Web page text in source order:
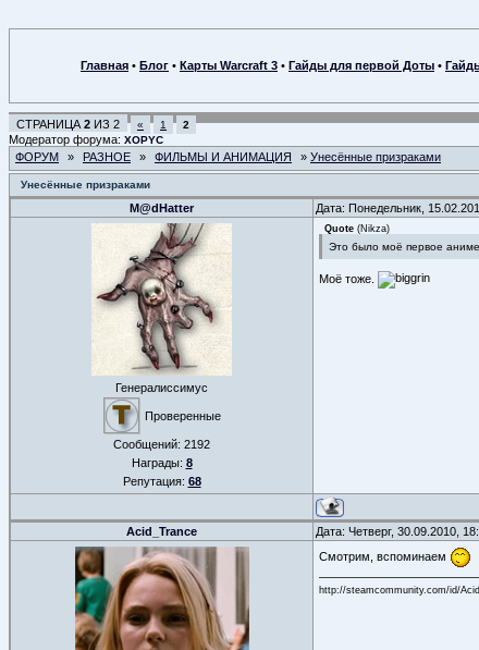
Главная • Блог • Карты Warcraft 3 • Гайды для первой Доты •
СТРАНИЦА 2 ИЗ 2 « 1 2
Модератор форума: XOPYC
ФОРУМ » РАЗНОЕ » ФИЛЬМЫ И АНИМАЦИЯ » Унесённые призраками
Унесённые призраками
M@dHatter Дата: Понедельник,
Генералиссимус
Проверенные
Сообщений: 2192
Награды: 8
Репутация: 68
Quote (Nikza)
Это было моё первое аниме.
Моё тоже.
Acid_Trance Дата: Четверг, 30.09.2010,
Смотрим, вспоминаем
http://steamcommunity.com/id/